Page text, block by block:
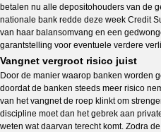
betalen nu alle depositohouders van de
nationale bank redde deze week Credit
van haar balansomvang en een
garantstelling voor eventuele verdere
Vangnet vergroot risico juist
Door de manier waarop banken worden
doordat de banken steeds meer risico
van het vangnet de roep klinkt om
discipline moet dan het gebrek aan
weten wat daarvan terecht komt. Zodra